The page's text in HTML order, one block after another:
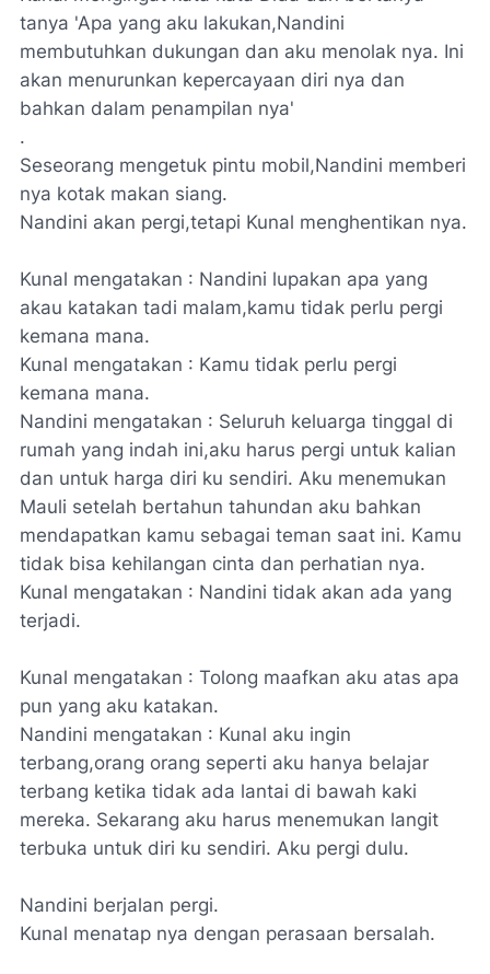
tanya 'Apa yang aku lakukan,Nandini
membutuhkan dukungan dan aku menolak nya. Ini
akan menurunkan kepercayaan diri nya dan
bahkan dalam penampilan nya'
.
Seseorang mengetuk pintu mobil,Nandini memberi
nya kotak makan siang.
Nandini akan pergi,tetapi Kunal menghentikan nya.
Kunal mengatakan : Nandini lupakan apa yang
akau katakan tadi malam,kamu tidak perlu pergi
kemana mana.
Kunal mengatakan : Kamu tidak perlu pergi
kemana mana.
Nandini mengatakan : Seluruh keluarga tinggal di
rumah yang indah ini,aku harus pergi untuk kalian
dan untuk harga diri ku sendiri. Aku menemukan
Mauli setelah bertahun tahundan aku bahkan
mendapatkan kamu sebagai teman saat ini. Kamu
tidak bisa kehilangan cinta dan perhatian nya.
Kunal mengatakan : Nandini tidak akan ada yang
terjadi.
Kunal mengatakan : Tolong maafkan aku atas apa
pun yang aku katakan.
Nandini mengatakan : Kunal aku ingin
terbang,orang orang seperti aku hanya belajar
terbang ketika tidak ada lantai di bawah kaki
mereka. Sekarang aku harus menemukan langit
terbuka untuk diri ku sendiri. Aku pergi dulu.
Nandini berjalan pergi.
Kunal menatap nya dengan perasaan bersalah.